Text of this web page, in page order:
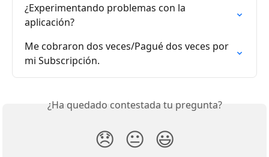
¿Experimentando problemas con la
aplicación?
Me cobraron dos veces/Pagué dos veces por
mi Subscripción.
¿Ha quedado contestada tu pregunta?
😞 😐 😃